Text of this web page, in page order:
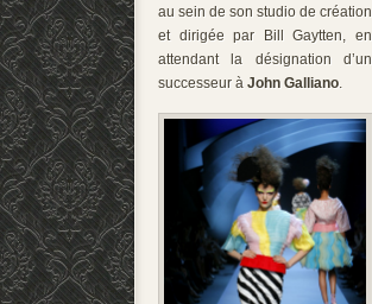
au sein de son studio de création
et dirigée par Bill Gaytten, en
attendant la désignation d’un
successeur à John Galliano